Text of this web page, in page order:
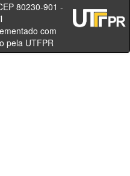
80230-901 -
- Brasil
com
pela UTFPR